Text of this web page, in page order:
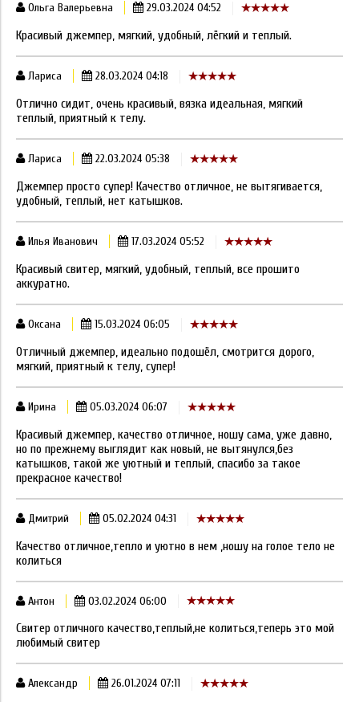
Ольга Валерьевна 29.03.2024 04:52
Красивый джемпер, мягкий, удобный, лёгкий и теплый.
Лариса 28.03.2024 04:18
Отлично сидит, очень красивый, вязка идеальная, мягкий
теплый, приятный к телу.
Лариса 22.03.2024 05:38
Джемпер просто супер! Качество отличное, не вытягивается,
удобный, теплый, нет катышков.
Илья Иванович 17.03.2024 05:52
Красивый свитер, мягкий, удобный, теплый, все прошито
аккуратно.
Оксана 15.03.2024 06:05
Отличный джемпер, идеально подошёл, смотрится дорого,
мягкий, приятный к телу, супер!
Ирина 05.03.2024 06:07
Красивый джемпер, качество отличное, ношу сама, уже давно,
но по прежнему выглядит как новый, не вытянулся,без
катышков, такой же уютный и теплый, спасибо за такое
прекрасное качество!
Дмитрий 05.02.2024 04:31
Качество отличное,тепло и уютно в нем ,ношу на голое тело не
колиться
Антон 03.02.2024 06:00
Свитер отличного качество,теплый,не колиться,теперь это мой
любимый свитер
Александр 26.01.2024 07:11